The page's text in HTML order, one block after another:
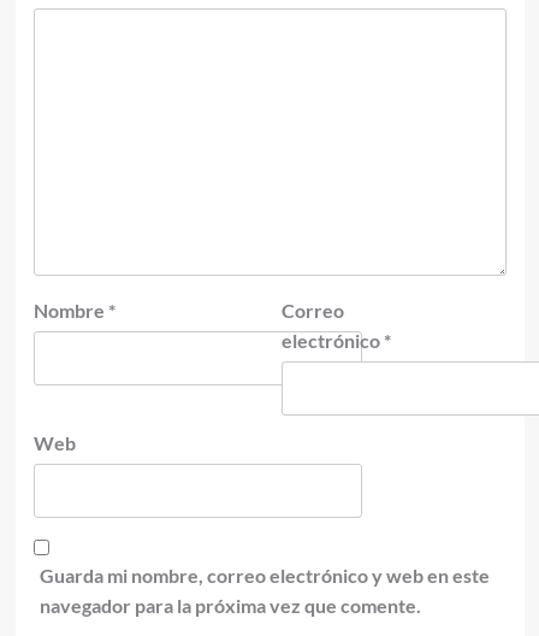
Nombre *
Correo
electrónico *
Web
Guarda mi nombre, correo electrónico y web en este
navegador para la próxima vez que comente.